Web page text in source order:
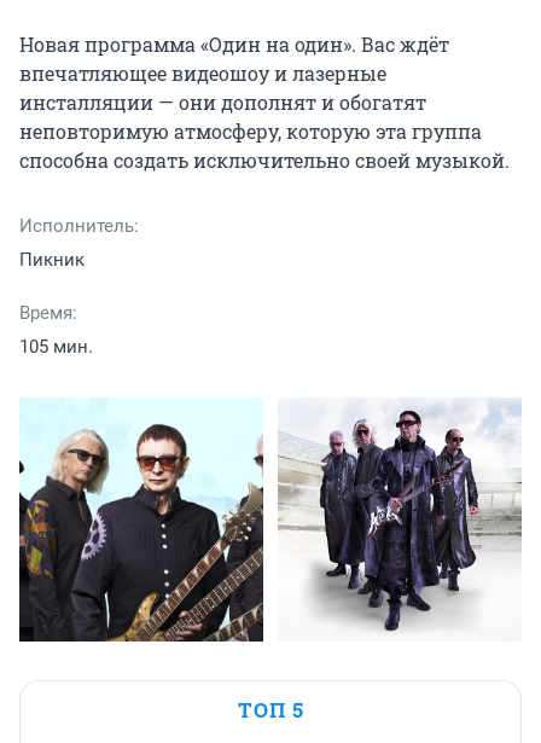
Новая программа «Один на один». Вас ждёт
впечатляющее видеошоу и лазерные
инсталляции — они дополнят и обогатят
неповторимую атмосферу, которую эта группа
способна создать исключительно своей музыкой.
Исполнитель:
Пикник
Время:
105 мин.
ТОП 5